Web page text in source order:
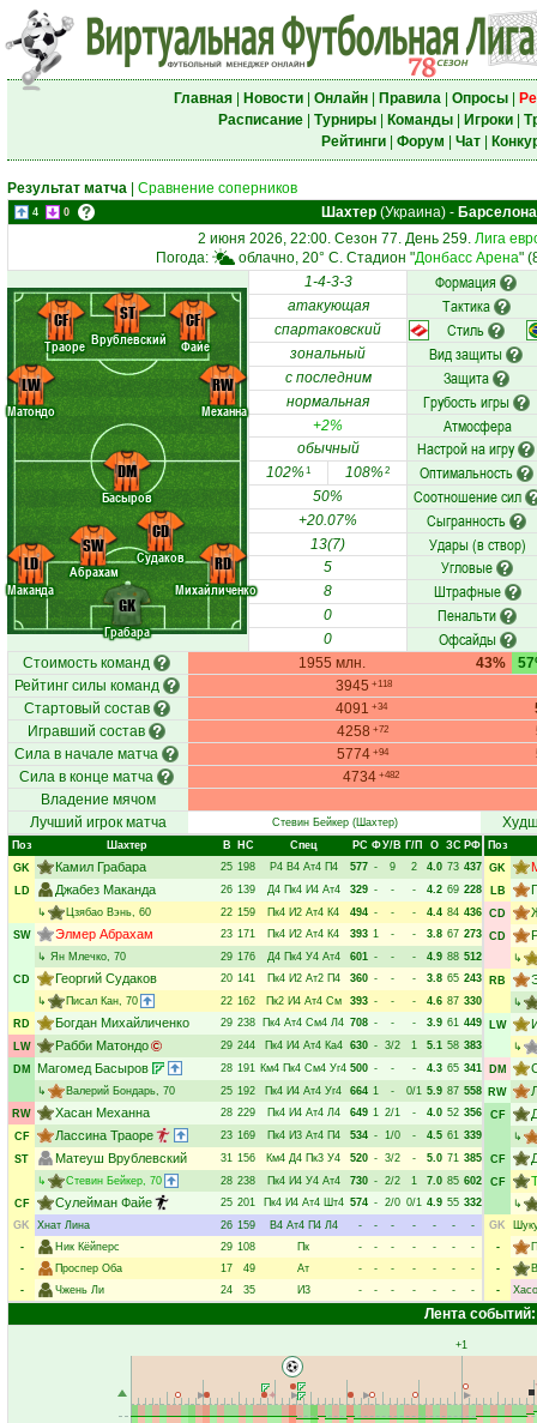
Главная| Новости| Онлайн| Правила| Опросы|
Расписание| Турниры| Команды| Игроки|
Рейтинги| Форум Чат|
Результат матча Сравнение соперников
4 0 Шахтер(Украина)- Барселона
2 июня 2026, 22:00. Сезон 77. День 259. Лига
Погода:
облачно, 20° C. Стадион "Донбасс Арена"
Грабара
Маканда
Абрахам
Судаков
Михайличенко
Матондо
Басыров
Механна
Траоре Врублевский Файе
GK
LD
SW
CD
RD
LW
DM
RW
CF ST CF
1-4-3-3 Формация
атакующая Тактика
спартаковский Стиль
зональный Вид защиты
с последним Защита
нормальная Грубость игры
+2% Атмосфера
обычный Настрой на игру
102%1 108%2 Оптимальность
50% Соотношение сил
+20.07% Сыгранность
13(7) Удары (в створ)
5 Угловые
8 Штрафные
0 Пенальти
0 Офсайды
Стоимость команд 1955 млн. 43%
Рейтинг силы команд
3945 +118
Стартовый состав 4091 +34
Игравший состав
4258 +72
Сила в начале матча
5774 +94
Сила в конце матча
4734 +482
Владение мячом
Лучший игрок матча
Стевин Бейкер(Шахтер)
Поз Шахтер В НC Спец РC ФУ/В Г/П О ЗС РФ
GK
Камил Грабара 25 198 Р4 В4 Ат4 П4 577 - 9 2 4.0 73 437
LD
Джабез Маканда 26 139 Д4 Пк4 И4 Ат4 329 - - - 4.2 69 228
↳
Цзябао Вэнь, 60 22 159 Пк4 И2 Ат4 К4 494 - - - 4.4 84 436
SW
Элмер Абрахам 23 171 Пк4 И2 Ат4 К4 393 1 - - 3.8 67 273
↳ Ян Млечко, 70 29 176 Д4 Пк4 У4 Ат4 601 - - - 4.9 88 512
CD
Георгий Судаков 20 141 Пк4 И2 Ат2 П4 360 - - - 3.8 65 243
↳
Писал Кан, 70 22 162 Пк2 И4 Ат4 См 393 - - - 4.6 87 330
RD
Богдан Михайличенко 29 238 Пк4 Ат4 См4 Л4 708 - - - 3.9 61 449
LW
Рабби Матондо 29 244 Пк4 И4 Ат4 Ка4 630 - 3/2 1 5.1 58 383
DM
Магомед Басыров 28 191 Км4 Пк4 См4 Уг4 500 - - - 4.3 65 341
↳
Валерий Бондарь, 70 25 192 Пк4 И4 Ат4 Уг4 664 1 - 0/1 5.9 87 558
RW
Хасан Механна 28 229 Пк4 И4 Ат4 Л4 649 1 2/1 - 4.0 52 356
CF
Лассина Траоре 23 169 Пк4 И3 Ат4 П4 534 - 1/0 - 4.5 61 339
ST
Матеуш Врублевский 31 156 Км4 Д4 Пк3 У4 520 - 3/2 - 5.0 71 385
↳
Стевин Бейкер, 70 28 238 Пк4 И4 У4 Ат4 730 - 2/2 1 7.0 85 602
CF
Сулейман Файе 25 201 Пк4 И4 Ат4 Шт4 574 - 2/0 0/1 4.9 55 332
GK
Хнат Лина 26 159 В4 Ат4 П4 Л4 - - - - - -
-
-
Ник Кёйперс 29 108 Пк - - - - - -
-
-
Проспер Оба 17 49 Ат - - - - - -
-
-
Чжень Ли 24 35 И3 - - - - - - -
Поз
GK
LB
CD
CD
↳
RB
↳
LW
↳
DM
RW
CF
↳
CF
CF
↳
GK
-
-
-
Лента событий:
+1